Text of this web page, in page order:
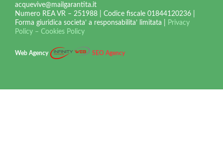
acquevive@mailgarantita.it
Numero REA VR – 251988 | Codice fiscale 01844120236 |
Forma giuridica societa’ a responsabilita’ limitata |
Privacy
Policy – Cookies Policy
Web Agency SEO Agency